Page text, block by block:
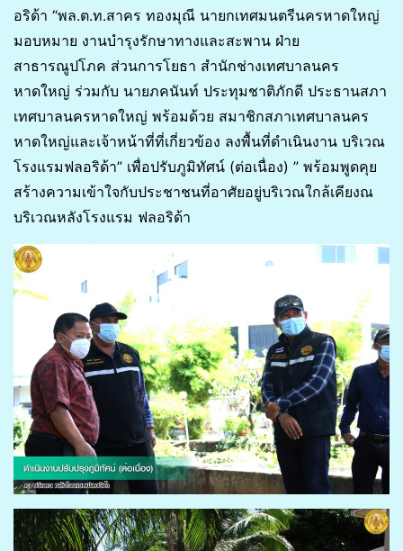
อริด้า “พล.ต.ท.สาคร ทองมุณี นายกเทศมนตรีนครหาดใหญ่
มอบหมาย งานบำรุงรักษาทางและสะพาน ฝ่าย
สาธารณูปโภค ส่วนการโยธา สำนักช่างเทศบาลนคร
หาดใหญ่ ร่วมกับ นายภคนันท์ ประทุมชาติภักดี ประธานสภา
เทศบาลนครหาดใหญ่ พร้อมด้วย สมาชิกสภาเทศบาลนคร
หาดใหญ่และเจ้าหน้าที่ที่เกี่ยวข้อง ลงพื้นที่ดำเนินงาน บริเวณ
โรงแรมฟลอริด้า” เพื่อปรับภูมิทัศน์ (ต่อเนื่อง) ” พร้อมพูดคุย
สร้างความเข้าใจกับประชาชนที่อาศัยอยู่บริเวณใกล้เคียงณ
บริเวณหลังโรงแรม ฟลอริด้า